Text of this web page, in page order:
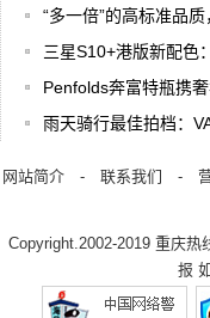
“多一倍”的高标准品
三星S10+港版新配色
Penfolds奔富特瓶携
雨天骑行最佳拍档：
网站简介- 联系我们 -
Copyright.2002-2019 重庆热
报